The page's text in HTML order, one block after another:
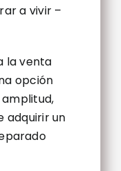
a vivir –
la venta
opción
adquirir un